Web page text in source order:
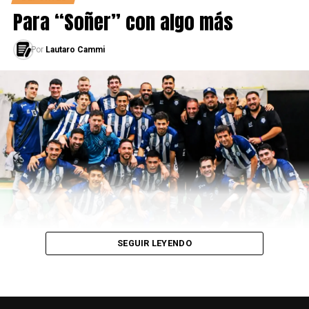
relatar.
-¿Cómo llevás el trabajo con la pandemia?
-El trabajo no ha variado tanto de los últimos tiempos,
necesitamos la compu, el zoom y la tele, pero ya pasó a
ser normal para mí. Si pasa más tiempo se me va hacer
más difícil volver al estadio, ahí son tus ojos y si no
agarraste lo que pasó perdiste.
-
Para “Soñer” con algo más
Por Lautaro Cammi
SEGUIR LEYENDO